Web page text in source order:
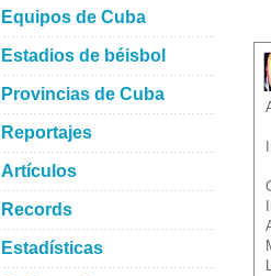
Equipos de Cuba
Estadios de béisbol
Provincias de Cuba
Reportajes
Artículos
Records
Estadísticas